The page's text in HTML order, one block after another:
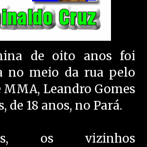
de oito anos foi
no meio da rua pelo
Leandro Gomes
de 18 anos, no Pará.
os vizinhos